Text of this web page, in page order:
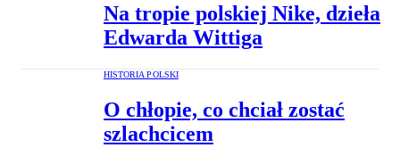
Na tropie polskiej Nike, dzieła
Edwarda Wittiga
HISTORIA POLSKI
O chłopie, co chciał zostać
szlachcicem